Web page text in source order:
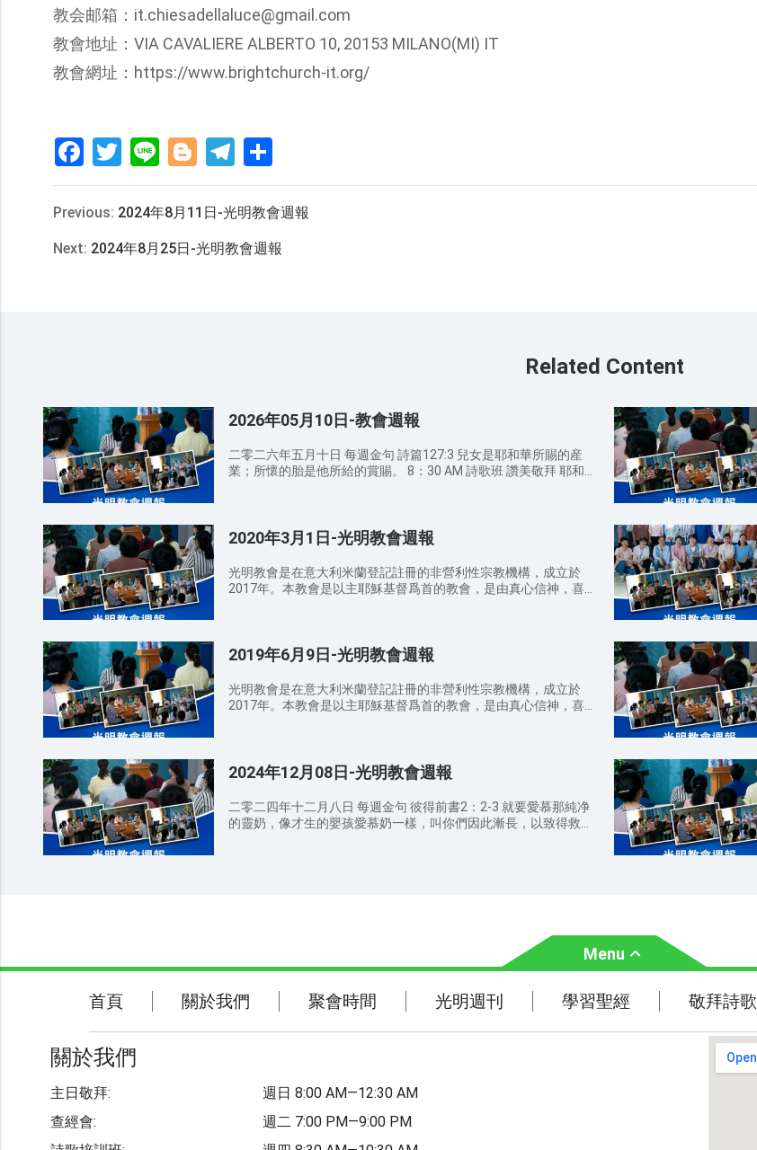
教会邮箱：it.chiesadellaluce@gmail.com
教會地址：VIA CAVALIERE ALBERTO 10, 20153 MILANO(MI) IT
教會網址：https://www.brightchurch-it.org/
FacebookTwitterLine BloggerTelegram
Previous: 2024年8月11日-光明教會週報
Next: 2024年8月25日-光明教會週報
Related Content
2026年05月10日-教會週報
二零二六年五月十日 每週金句 詩篇127:3 兒女是耶和華所賜的産
業；所懷的胎是他所給的賞賜。 8：30 AM 詩歌班 讚美敬拜 耶和
人要離開父母，與妻子連合，二人成為一體。 詩篇127:3 兒女是耶
做丈夫的，要愛你們的妻子，不可苦待她們。 箴言31:10-11 才德
的婦人誰能得着呢？她的價值遠勝過珍珠。她丈夫心裏倚靠她，必
還沒有信主的親戚朋友傳福音，因爲這是主託付我們的使命。 請
弟兄姊妹注意教堂內外的衛生，散會時要檢查自己的周圍，把聖
經、詩歌本放好，並把垃圾帶出去扔到垃圾桶。 聚會期間請關閉
手機或調成靜音狀態，不可隨意說話或走動，免得影響他人。 代
禱事項： 为做聪明童女，在末世听见神的声音迎接到主赴上羔羊
犯罪本性的捆绑，活在神的光中而祷告； 为神常与我们同在，保
守我们活在神爱中而祷告。 主日敬拜 因為無論在哪裡，有兩三個
經會 因為那字句是叫人死，精意是叫人活（哥林多後書 3:6） 禱告
會 我們在天上的父，願人都尊你的名為聖；願你的國降臨；願你
习班 时间：周三 7:30 PM—9:30 PM 诗歌培训班 时间：周五 2:00
it.chiesadellaluce@gmail.com 教會地址：VIA CAVALIERE
ALBERTO 10, 20153 MILANO(MI) IT 教會網址：
https://www.brightchurch-it.org/
2020年3月1日-光明教會週報
光明教會是在意大利米蘭登記註冊的非營利性宗教機構，成立於
2017年。本教會是以主耶穌基督爲首的教會，是由真心信神，喜
真理，嚮往公義，願意尋求考察真道的人來到神面前，得着神的救
2019年6月9日-光明教會週報
光明教會是在意大利米蘭登記註冊的非營利性宗教機構，成立於
2017年。本教會是以主耶穌基督爲首的教會，是由真心信神，喜
真理，嚮往公義，願意尋求考察真道的人來到神面前，得着神的救
2024年12月08日-光明教會週報
二零二四年十二月八日 每週金句 彼得前書2：2-3 就要愛慕那純净
的靈奶，像才生的嬰孩愛慕奶一樣，叫你們因此漸長，以致得救。
明白聖經，這聖經能使你因信基督耶穌，有得救的智慧。 詩篇
127：3-5 兒女是耶和華所賜的産業；所懷的胎是他所給的賞賜。
少年時所生的兒女好像勇士手中的箭。箭袋充滿的人便為有福；他
37 于是領過一個小孩子來，叫他站在門徒中間，又抱起他來，對
我的，不是接待我，乃是接待那差我來的。」 11：30 AM 信徒分
爲這是主託付我們的使命。 請弟兄姊妹注意教堂內外的衛生，散
會時要檢查自己的周圍，把聖經、詩歌本放好，並把垃圾帶出去扔
到垃圾桶。 聚會期間請關閉手機或調成靜音狀態，不可隨意說話
或走動，免得影響他人。 代禱事項： 为做聪明童女，在末世听见
Menu
關於我們
聯繫我們
聚會時間 光明週刊 學習聖經
主題經文
首頁 關於我們 聚會時間 光明週刊 學習聖經 敬拜詩歌
關於我們
主日敬拜:
查經會:
週日 8:00 AM—12:30 AM
週二 7:00 PM—9:00 PM